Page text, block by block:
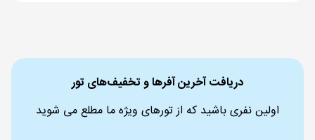
دریافت آخرین آفرها و تخفیف‌های تور
اولین نفری باشید که از تورهای ویژه ما مطلع می شوید